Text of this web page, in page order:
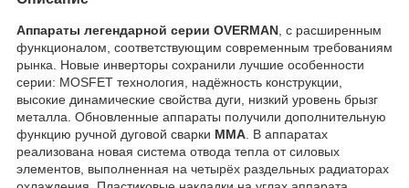
Аппараты легендарной серии OVERMAN , с расширенным
функционалом, соответствующим современным требованиям
рынка. Новые инверторы сохранили лучшие особенности
серии: MOSFET технология, надёжность конструкции,
высокие динамические свойства дуги, низкий уровень брызг
металла. Обновленные аппараты получили дополнительную
функцию ручной дуговой сварки ММА . В аппаратах
реализована новая система отвода тепла от силовых
элементов, выполненная на четырёх раздельных радиаторах